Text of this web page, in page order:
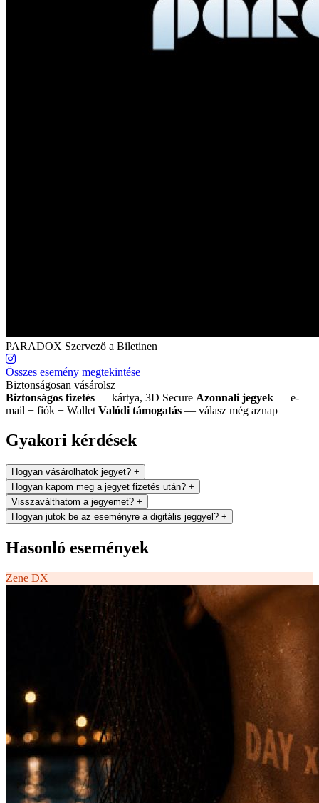
PARADOX Szervező a Biletinen
Összes esemény megtekintése
Biztonságosan vásárolsz
Biztonságos fizetés — kártya, 3D Secure Azonnali jegyek — e-
mail + fiók + Wallet Valódi támogatás — válasz még aznap
Gyakori kérdések
Hogyan vásárolhatok jegyet? +
Hogyan kapom meg a jegyet fizetés után? +
Visszaválthatom a jegyemet? +
Hogyan jutok be az eseményre a digitális jeggyel? +
Hasonló események
Zene DX